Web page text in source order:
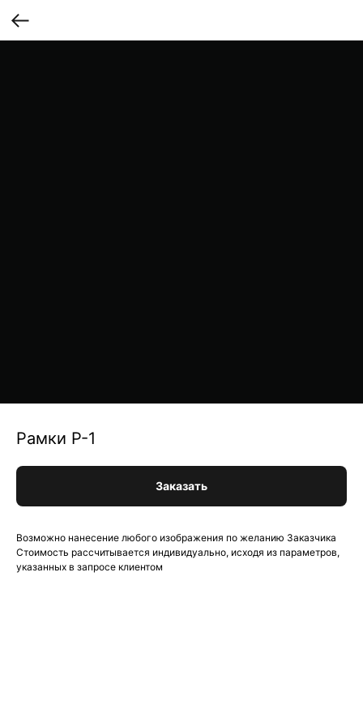
Рамки Р-1
Заказать
Возможно нанесение любого изображения по желанию Заказчика
Стоимость рассчитывается индивидуально, исходя из параметров,
указанных в запросе клиентом